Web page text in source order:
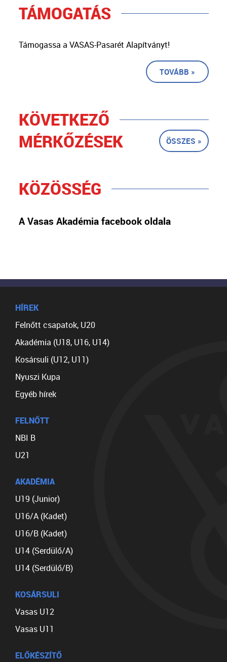
TÁMOGATÁS
Támogassa a VASAS-Pasarét Alapítványt!
TOVÁBB »
KÖVETKEZŐ
MÉRKŐZÉSEK
ÖSSZES »
KÖZÖSSÉG
A Vasas Akadémia facebook oldala
HÍREK
Felnőtt csapatok, U20
Akadémia (U18, U16, U14)
Kosársuli (U12, U11)
Nyuszi Kupa
Egyéb hírek
FELNŐTT
NBI B
U21
AKADÉMIA
U19 (Junior)
U16/A (Kadet)
U16/B (Kadet)
U14 (Serdülő/A)
U14 (Serdülő/B)
KOSÁRSULI
Vasas U12
Vasas U11
ELŐKÉSZÍTŐ